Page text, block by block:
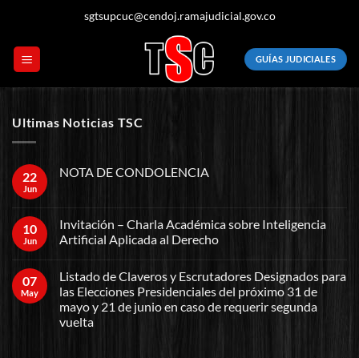
contenido
sgtsupcuc@cendoj.ramajudicial.gov.co
GUÍAS JUDICIALES
Ultimas Noticias TSC
22
Jun
NOTA DE CONDOLENCIA
10
Jun
Invitación – Charla Académica sobre Inteligencia
Artificial Aplicada al Derecho
07
May
Listado de Claveros y Escrutadores Designados para
las Elecciones Presidenciales del próximo 31 de
mayo y 21 de junio en caso de requerir segunda
vuelta